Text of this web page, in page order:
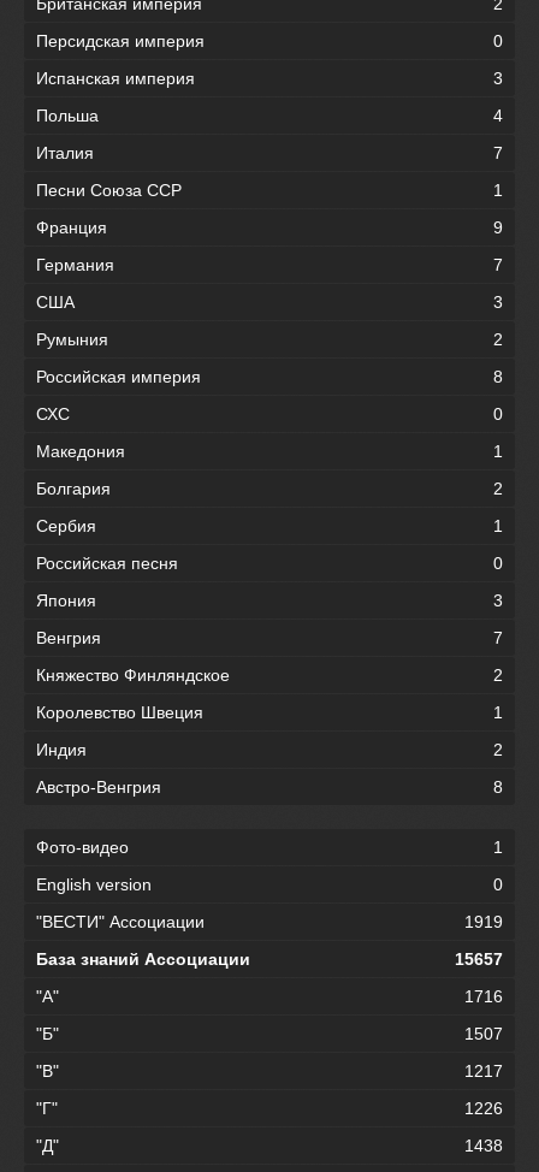
Персидская империя
0
Испанская империя
3
Польша
4
Италия
7
Песни Союза ССР
1
Франция
9
Германия
7
США
3
Румыния
2
Российская империя
8
СХС
0
Македония
1
Болгария
2
Сербия
1
Российская песня
0
Япония
3
Венгрия
7
Княжество Финляндское
2
Королевство Швеция
1
Индия
2
Австро-Венгрия
8
Фото-видео
1
English version
0
"ВЕСТИ" Ассоциации
1919
База знаний Ассоциации
15657
"А"
1716
"Б"
1507
"В"
1217
"Г"
1226
"Д"
1438